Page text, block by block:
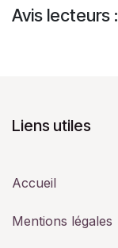
Avis lecteurs :
Liens utiles
Accueil
Mentions légales